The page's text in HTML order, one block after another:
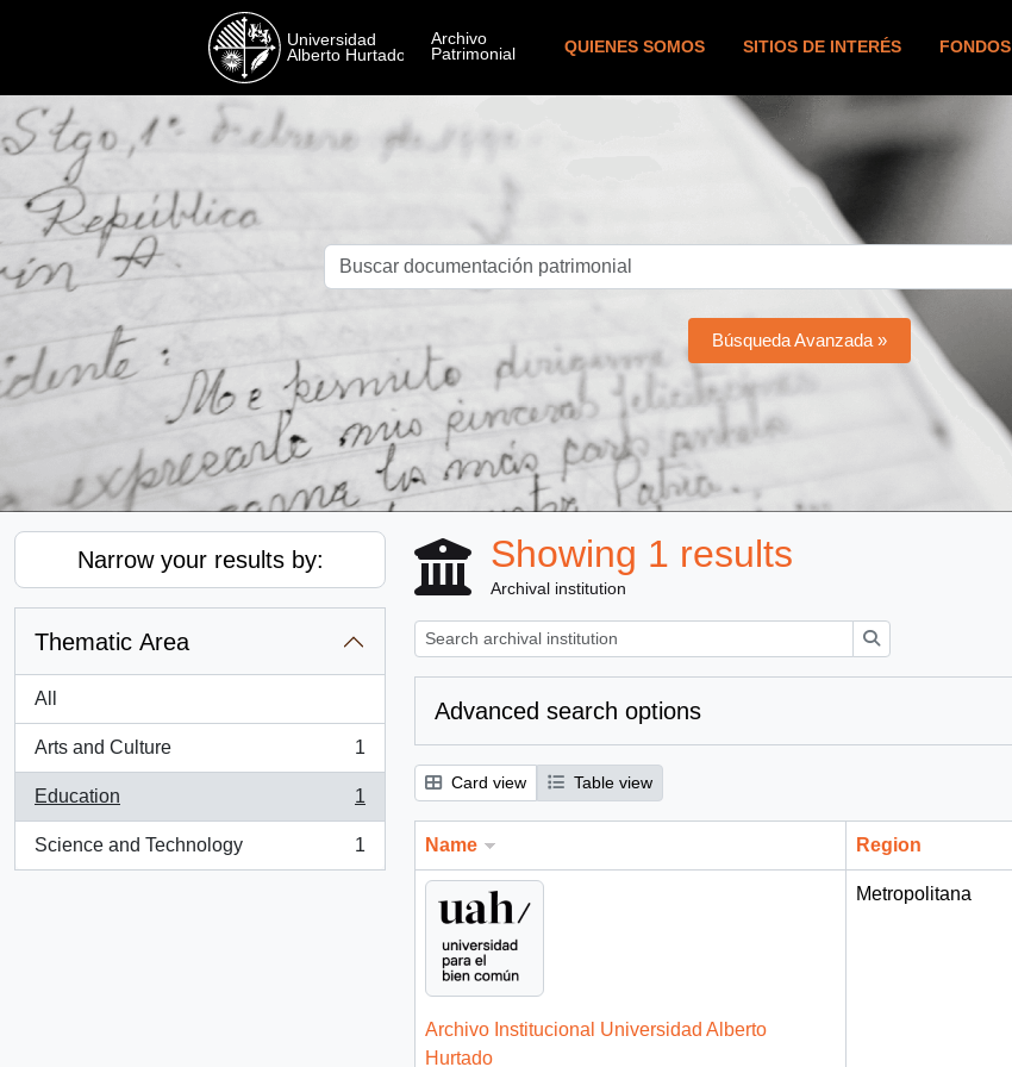
QUIENES SOMOS SITIOS DE INTERÉS FONDOS
Búsqueda Avanzada »
Narrow your results by:
Thematic Area
All
Arts and Culture
, 1 results
1
Education
, 1 results
1
Science and Technology
, 1 results
1
Showing 1 results
Archival institution
Advanced search options
Card view Table view
Name Region
Archivo Institucional Universidad Alberto
Hurtado
Metropolitana